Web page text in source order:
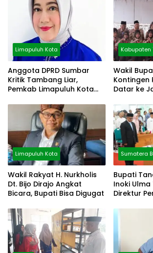
Limapuluh Kota
Anggota DPRD Sumbar
Kritik Tambang Liar,
Pemkab Limapuluh Kota
Kabupaten
Wakil
Kontingen
Datar ke
Limapuluh Kota
Wakil Rakyat H. Nurkholis
Dt. Bijo Dirajo Angkat
Bicara, Bupati Bisa Digugat
Sumatera
Bupati
Inoki
Direktur